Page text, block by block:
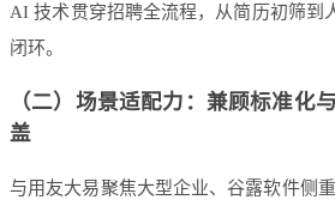
AI 技术贯穿招聘全流程，从简历初筛到
闭环。
（二）场景适配力：兼顾标准化
盖
与用友大易聚焦大型企业、谷露软件侧